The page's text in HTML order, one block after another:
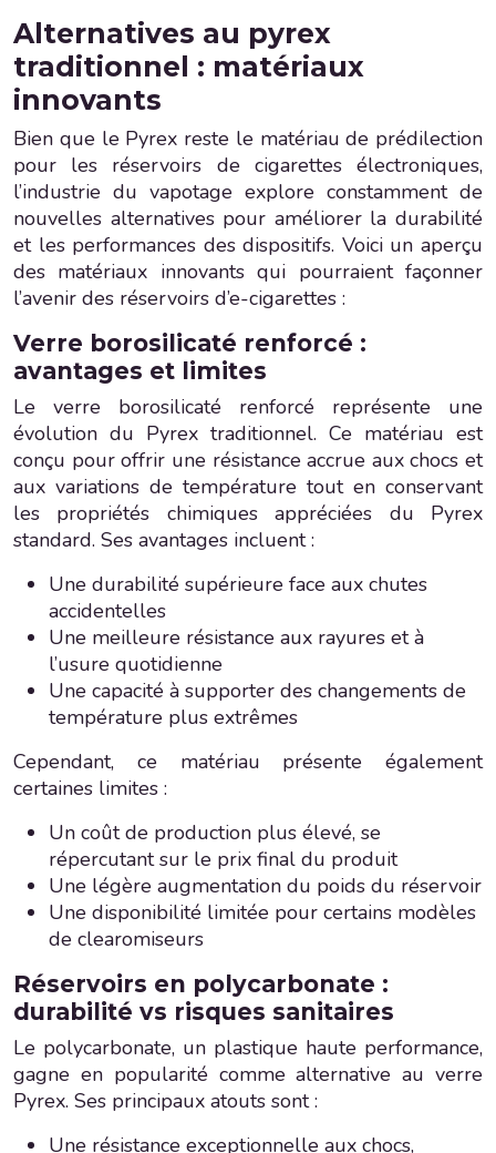
Alternatives au pyrex
traditionnel : matériaux
innovants
Bien que le Pyrex reste le matériau de prédilection
pour les réservoirs de cigarettes électroniques,
l’industrie du vapotage explore constamment de
nouvelles alternatives pour améliorer la durabilité
et les performances des dispositifs. Voici un aperçu
des matériaux innovants qui pourraient façonner
l’avenir des réservoirs d’e-cigarettes :
Verre borosilicaté renforcé :
avantages et limites
Le verre borosilicaté renforcé représente une
évolution du Pyrex traditionnel. Ce matériau est
conçu pour offrir une résistance accrue aux chocs et
aux variations de température tout en conservant
les propriétés chimiques appréciées du Pyrex
standard. Ses avantages incluent :
Une durabilité supérieure face aux chutes
accidentelles
Une meilleure résistance aux rayures et à
l’usure quotidienne
Une capacité à supporter des changements de
température plus extrêmes
Cependant, ce matériau présente également
certaines limites :
Un coût de production plus élevé, se
répercutant sur le prix final du produit
Une légère augmentation du poids du réservoir
Une disponibilité limitée pour certains modèles
de clearomiseurs
Réservoirs en polycarbonate :
durabilité vs risques sanitaires
Le polycarbonate, un plastique haute performance,
gagne en popularité comme alternative au verre
Pyrex. Ses principaux atouts sont :
Une résistance exceptionnelle aux chocs,